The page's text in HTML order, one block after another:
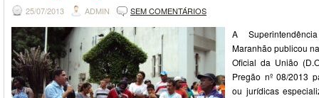
25/07/2013 ADMIN SEM COMENTÁRIOS
A
Maranhão publicou
Oficial da União
Pregão nº 08/2013
ou jurídicas